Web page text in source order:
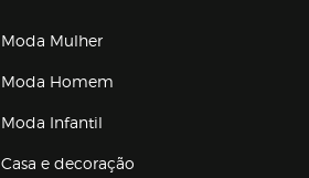
Moda Mulher
Moda Homem
Moda Infantil
Casa e decoração